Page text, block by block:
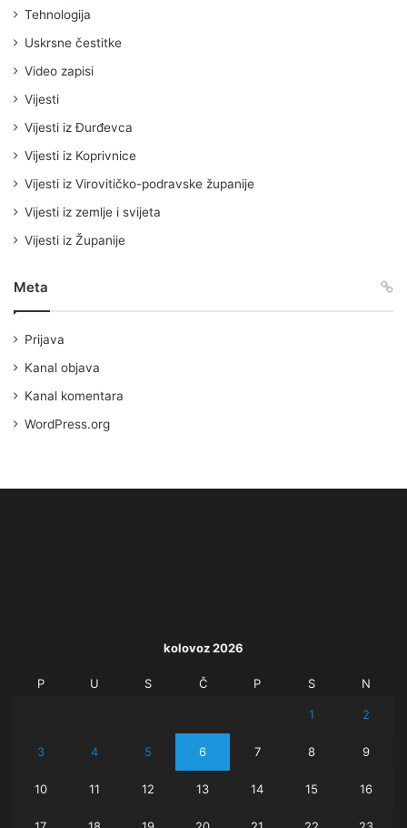
Tehnologija
Uskrsne čestitke
Video zapisi
Vijesti
Vijesti iz Đurđevca
Vijesti iz Koprivnice
Vijesti iz Virovitičko-podravske županije
Vijesti iz zemlje i svijeta
Vijesti iz Županije
Meta
Prijava
Kanal objava
Kanal komentara
WordPress.org
kolovoz 2026
P U S Č P S N
1 2
3 4 5 6 7 8 9
10 11 12 13 14 15 16